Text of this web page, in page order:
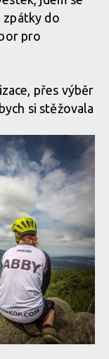
zpátky do
pro
přes výběr
si stěžovala